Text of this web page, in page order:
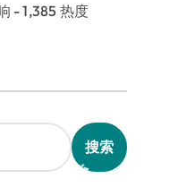
- 1,385 热度
搜索